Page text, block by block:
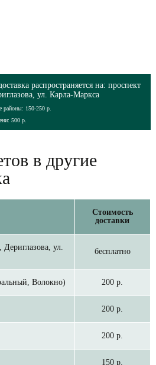
распространяется на: проспект
ул. Карла-Маркса
районы: 150-250 р.
500 р.
в другие
Стоимость
доставки
ул.
бесплатно
Волокно) 200 р.
200 р.
200 р.
150 р.